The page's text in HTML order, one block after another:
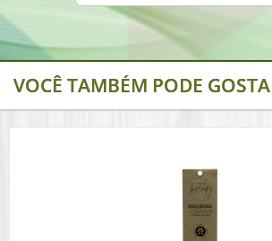
VOCÊ TAMBÉM PODE